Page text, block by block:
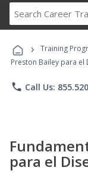
› Training
Preston Bailey para el
phone Call Us:
para el